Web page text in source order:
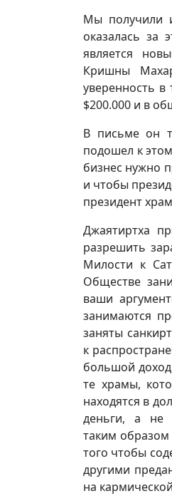
Мы получили
оказалась за
является
Кришны
уверенность в
$200.000 и в
В письме он
подошел к
бизнес нужно
и чтобы
президент
Джаятиртха
разрешить
Милости к
Обществе
ваши
занимаются
заняты
к
большой
те храмы,
находятся в
деньги, а не
таким
того чтобы
другими
на